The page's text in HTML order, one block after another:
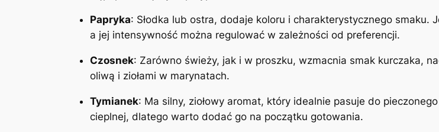
Papryka: Słodka lub ostra, dodaje koloru i charakterystycznego
a jej intensywność można regulować w zależności od preferencji.
Czosnek: Zarówno świeży, jak i w proszku, wzmacnia smak kurczaka,
oliwą i ziołami w marynatach.
Tymianek: Ma silny, ziołowy aromat, który idealnie pasuje do
cieplnej, dlatego warto dodać go na początku gotowania.